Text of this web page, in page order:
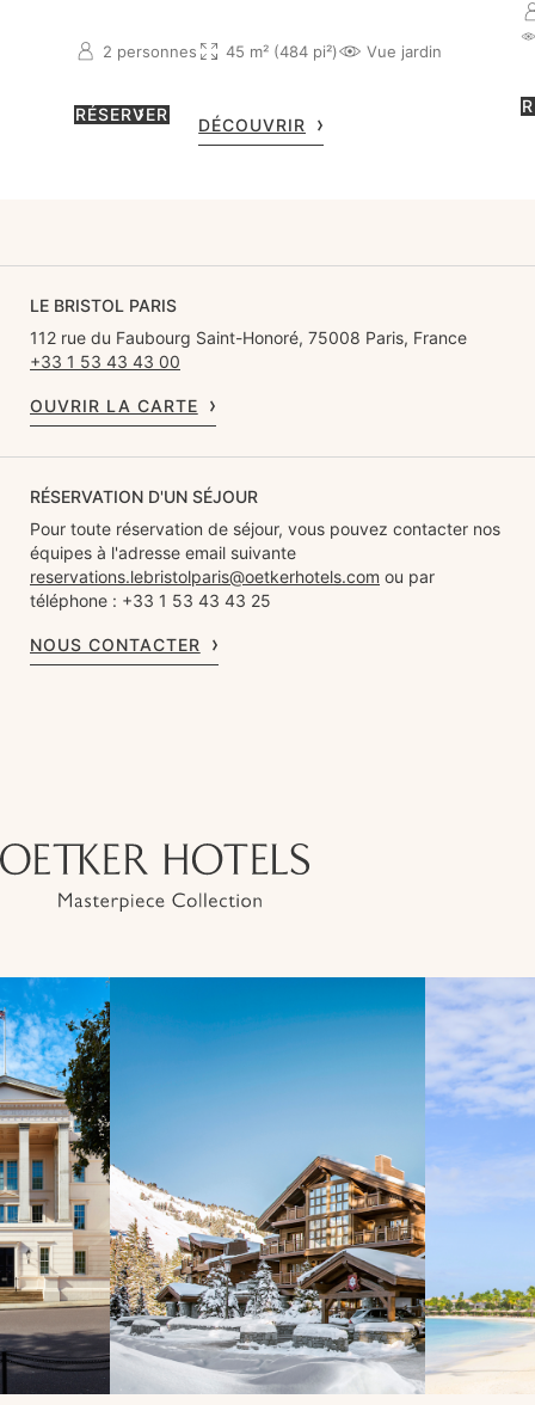
2 personnes 45 m² (484 pi²) Vue jardin
RÉSERVER
DÉCOUVRIR
LE BRISTOL PARIS
112 rue du Faubourg Saint-Honoré, 75008 Paris, France
+33 1 53 43 43 00
OUVRIR LA CARTE
RÉSERVATION D'UN SÉJOUR
Pour toute réservation de séjour, vous pouvez contacter nos
équipes à l'adresse email suivante
reservations.lebristolparis@oetkerhotels.com ou par
téléphone : +33 1 53 43 43 25
NOUS CONTACTER